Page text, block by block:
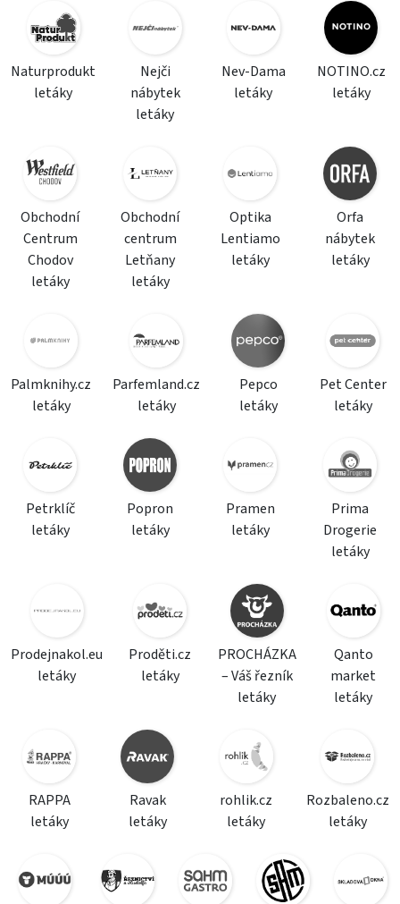
Naturprodukt
letáky
Nejči
nábytek
letáky
Nev-Dama
letáky
NOTINO.cz
letáky
Obchodní
Centrum
Chodov
letáky
Obchodní
centrum
Letňany
letáky
Optika
Lentiamo
letáky
Orfa
nábytek
letáky
Palmknihy.cz
letáky
Parfemland.cz
letáky
Pepco
letáky
Pet Center
letáky
Petrklíč
letáky
Popron
letáky
Pramen
letáky
Prima
Drogerie
letáky
Prodejnakol.eu
letáky
Proděti.cz
letáky
PROCHÁZKA
– Váš řezník
letáky
Qanto
market
letáky
RAPPA
letáky
Ravak
letáky
rohlik.cz
letáky
Rozbaleno.cz
letáky